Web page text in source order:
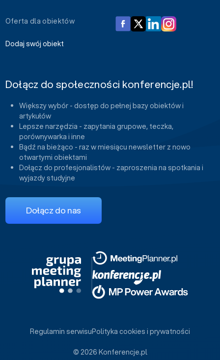
Oferta dla obiektów
Dodaj swój obiekt
Dołącz do społeczności konferencje.pl!
Większy wybór - dostęp do pełnej bazy obiektów i
artykułów
Lepsze narzędzia - zapytania grupowe, teczka,
porównywarka i inne
Bądź na bieżąco - raz w miesiącu newsletter z nowo
otwartymi obiektami
Dołącz do profesjonalistów - zaproszenia na spotkania i
wyjazdy studyjne
Dołącz do nas
© 2026 Konferencje.pl
Regulamin serwisuPolityka cookies i prywatności